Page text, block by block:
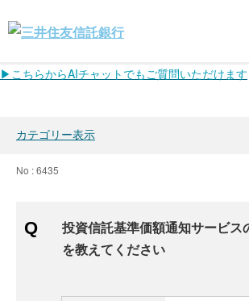
▶こちらからAIチャットでもご質問いただけます
カテゴリー表示
No : 6435
投資信託基準価額通知サービス
を教えてください